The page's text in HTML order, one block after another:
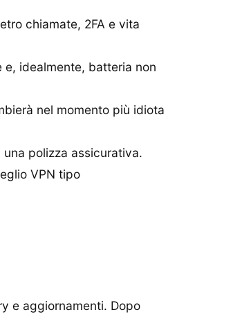
chiamate, 2FA e vita
idealmente, batteria non
nel momento più idiota
polizza assicurativa.
VPN tipo
e aggiornamenti. Dopo